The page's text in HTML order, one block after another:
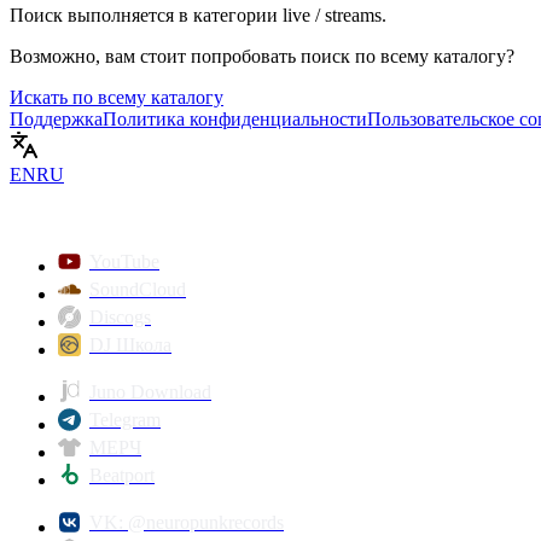
Поиск выполняется в категории live / streams.
Возможно, вам стоит попробовать поиск по всему каталогу?
Искать по всему каталогу
ПоддержкаПолитика конфиденциальностиПользовательское
ENRU